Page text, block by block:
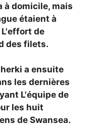
à domicile, mais
étaient à
L'effort de
des filets.
a ensuite
les dernières
L'équipe de
les huit
de Swansea.